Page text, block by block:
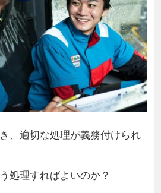
、適切な処理が義務付けられ
処理すればよいのか？